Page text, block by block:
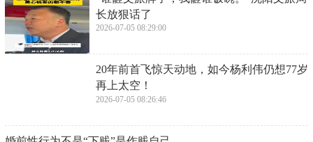
下一篇：​刘涛颁奖礼肩带滑落走光事件引起热议：意外插曲，还是形
象考验？
​WLK猎人单刷黑下一小时金 两波流操作简
单
2026-07-05 22:32:41